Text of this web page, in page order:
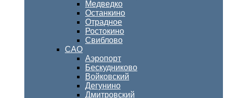
Медведко
Останкино
Отрадное
Ростокино
Свиблово
САО
Аэропорт
Бескудниково
Войковский
Дегунино
Дмитровский